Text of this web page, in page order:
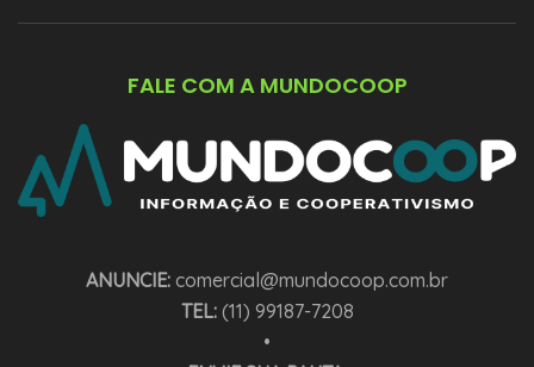
FALE COM A MUNDOCOOP
ANUNCIE: comercial@mundocoop.com.br
TEL:(11) 99187-7208
•